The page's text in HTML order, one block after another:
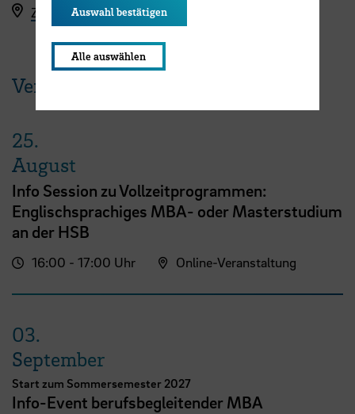
Zoom (Anmeldung per E-Mail)
Veranstaltungen der HSB
25.
August
Info Session zu Vollzeitprogrammen:
Englischsprachiges MBA- oder Masterstudium
an der HSB
16:00 - 17:00 Uhr Online-Veranstaltung
03.
September
Start zum Sommersemester 2027
Info-Event berufsbegleitender MBA
Auswahl bestätigen
Alle auswählen